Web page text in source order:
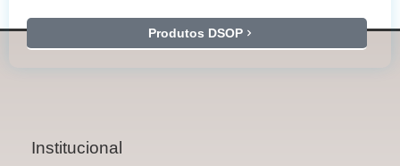
Produtos DSOP
Institucional